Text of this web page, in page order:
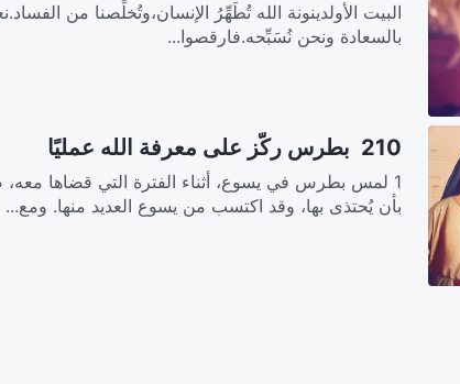
البيت الأولدينونة الله تُطَهِّرُ الإنسان،وتُخلِّصنا من
بالسعادة ونحن نُسَبِّحه.فارقصوا...
210 بطرس ركّز على معرفة الله عمليًا
1 لمس بطرس في يسوع، أثناء الفترة التي قضاها
بأن يُحتذى بها، وقد اكتسب من يسوع العديد منها. ومع...